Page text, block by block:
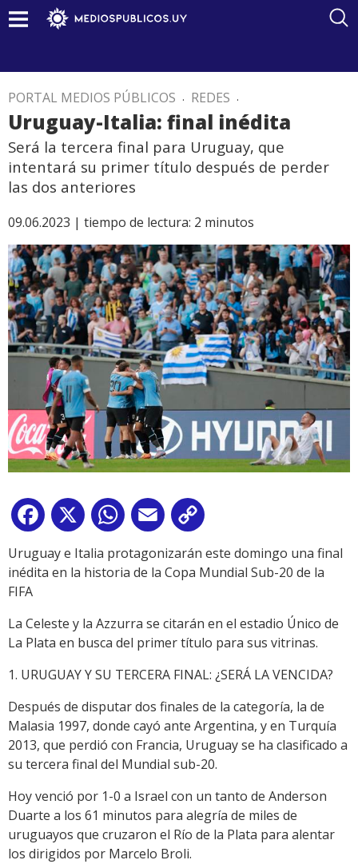
PORTAL MEDIOS PÚBLICOS . REDES .
Uruguay-Italia: final inédita
Será la tercera final para Uruguay, que
intentará su primer título después de perder
las dos anteriores
09.06.2023 | tiempo de lectura: 2 minutos
Facebook
X WhatsApp
Email
Link
Uruguay e Italia protagonizarán este domingo una final
inédita en la historia de la Copa Mundial Sub-20 de la
FIFA
La Celeste y la Azzurra se citarán en el estadio Único de
La Plata en busca del primer título para sus vitrinas.
1. URUGUAY Y SU TERCERA FINAL: ¿SERÁ LA VENCIDA?
Después de disputar dos finales de la categoría, la de
Malasia 1997, donde cayó ante Argentina, y en Turquía
2013, que perdió con Francia, Uruguay se ha clasificado a
su tercera final del Mundial sub-20.
Hoy venció por 1-0 a Israel con un tanto de Anderson
Duarte a los 61 minutos para alegría de miles de
uruguayos que cruzaron el Río de la Plata para alentar
los dirigidos por Marcelo Broli.